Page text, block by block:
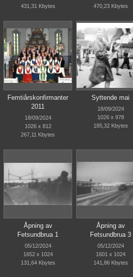
431,31 Kbytes
470,23 Kbytes
Femtiårskonfirmanter
2011
18/09/2024
1026 x 812
267,11 Kbytes
Syttende mai
18/09/2024
1026 x 978
185,32 Kbytes
Åpning av
Fetsundbrua 1
05/12/2024
1652 x 1024
131,64 Kbytes
Åpning av
Fetsundbrua 3
05/12/2024
1601 x 1024
141,86 Kbytes